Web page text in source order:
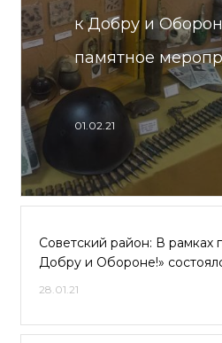
к Добру и
памятное
01.02.21
Советский район: В рамках
Добру и Обороне!»
28.01.21